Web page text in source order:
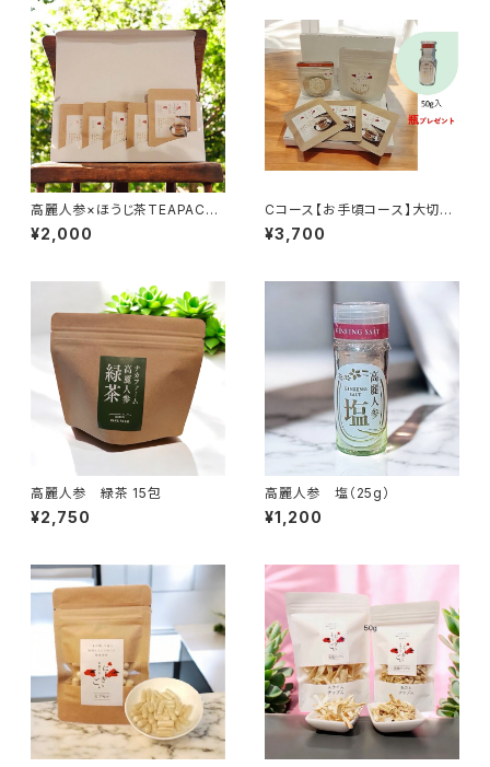
高麗人参×ほうじ茶TEAPACK
ギフト
¥2,000
Cコース【お手頃コース】大切な
人にいつもありがとう❣
¥3,700
高麗人参 緑茶 15包
¥2,750
高麗人参 塩（25g）
¥1,200